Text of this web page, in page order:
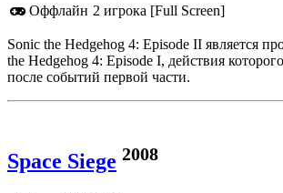
Оффлайн 2 игрока [Full Screen]
Sonic the Hedgehog 4: Episode II является
the Hedgehog 4: Episode I, действия
после событий первой части.
Space Siege 2008